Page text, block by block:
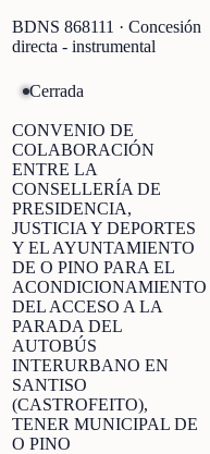
BDNS 868111 · Concesión
directa - instrumental
Cerrada
CONVENIO DE
COLABORACIÓN
ENTRE LA
CONSELLERÍA DE
PRESIDENCIA,
JUSTICIA Y DEPORTES
Y EL AYUNTAMIENTO
DE O PINO PARA EL
ACONDICIONAMIENTO
DEL ACCESO A LA
PARADA DEL
AUTOBÚS
INTERURBANO EN
SANTISO
(CASTROFEITO),
TENER MUNICIPAL DE
O PINO